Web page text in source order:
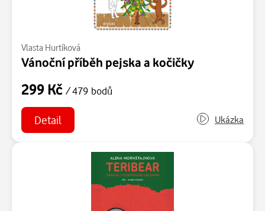
Vlasta Hurtíková
Vánoční příběh pejska a kočičky
299 Kč / 479 bodů
Detail Ukázka